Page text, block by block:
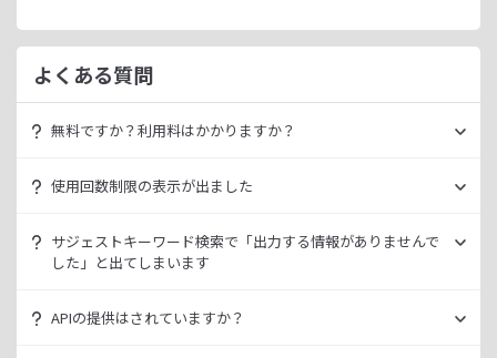
よくある質問
無料ですか？利用料はかかりますか？
いきなり課金されるようなことはございませんので、安心し
ただ、有料プランを利用することでよりニッチなキーワード
上させることができます。
使用回数制限の表示が出ました
ラッコID（メールアドレスのみ30秒登録）にご登録いただく
ことで制限が緩和されます。（※制限リセットは0時）
ご登録済みで制限に到達された場合は、有料プランのご利用
サジェストキーワード検索で「出力する情報がありませんで
した」と出てしまいます
ッコキーワードでも出力することができません。
APIの提供はされていますか？